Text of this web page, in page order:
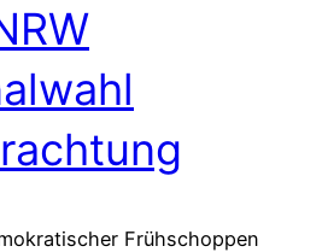
Frühschoppen